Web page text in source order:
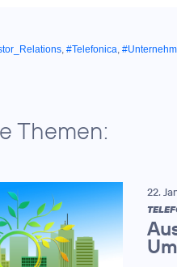
, #Telefonica,
Themen:
22.